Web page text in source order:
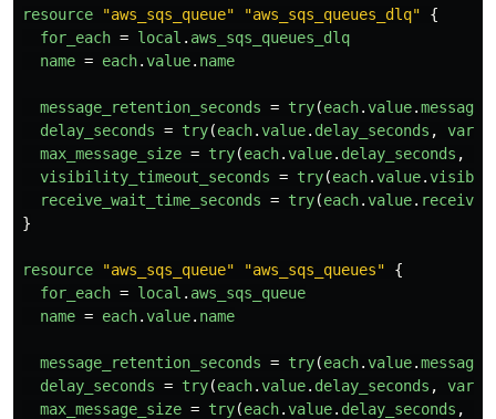
resource "aws_sqs_queue" "aws_sqs_queues_dlq"
{
for_each = local . aws_sqs_queues_dlq
name = each.value. name
message_retention_seconds = try(each.value.
delay_seconds = try(each.value. delay_seconds , var
max_message_size = try(each.value. delay_seconds ,
visibility_timeout_seconds = try(each.value.
receive_wait_time_seconds = try(each.value.
}
resource "aws_sqs_queue" "aws_sqs_queues"
{
for_each = local . aws_sqs_queue
name = each.value. name
message_retention_seconds = try(each.value.
delay_seconds = try(each.value. delay_seconds , var
max_message_size = try(each.value. delay_seconds ,